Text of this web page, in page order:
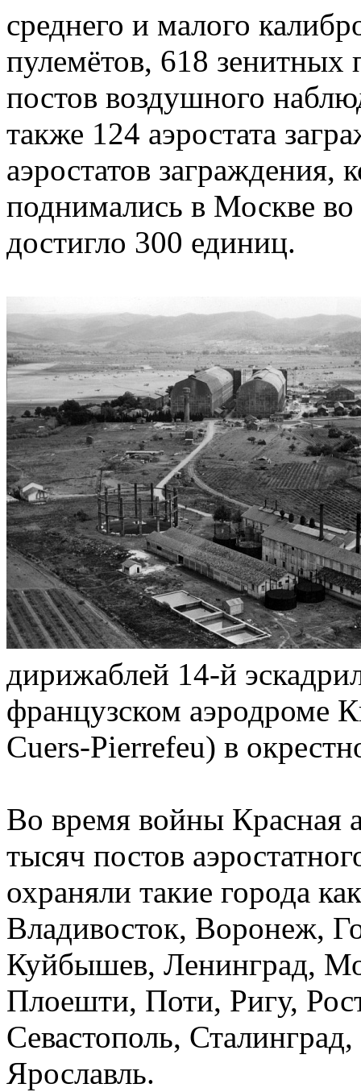
среднего и малого
пулемётов, 618
постов воздушного
также 124 аэростата
аэростатов заграждения,
поднимались в Москве
достигло 300 единиц.
дирижаблей 14-й
французском аэродроме
Cuers-Pierrefeu) в
Во время войны Красная
тысяч постов
охраняли такие города
Владивосток, Воронеж,
Куйбышев, Ленинград,
Плоешти, Поти, Ригу,
Севастополь,
Ярославль.